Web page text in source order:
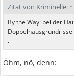
Zitat von Kriminelle: ↑
By the Way: bei der
.
Öhm, nö, denn: